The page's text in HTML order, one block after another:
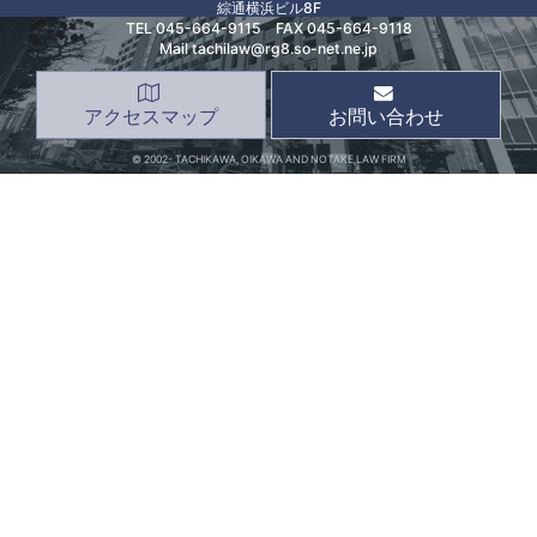
綜通横浜ビル8F
TEL045-664-9115FAX 045-664-9118
Mail tachilaw@rg8.so-net.ne.jp
アクセスマップ お問い合わせ
© 2002- TACHIKAWA, OIKAWA AND NOTAKE LAW FIRM